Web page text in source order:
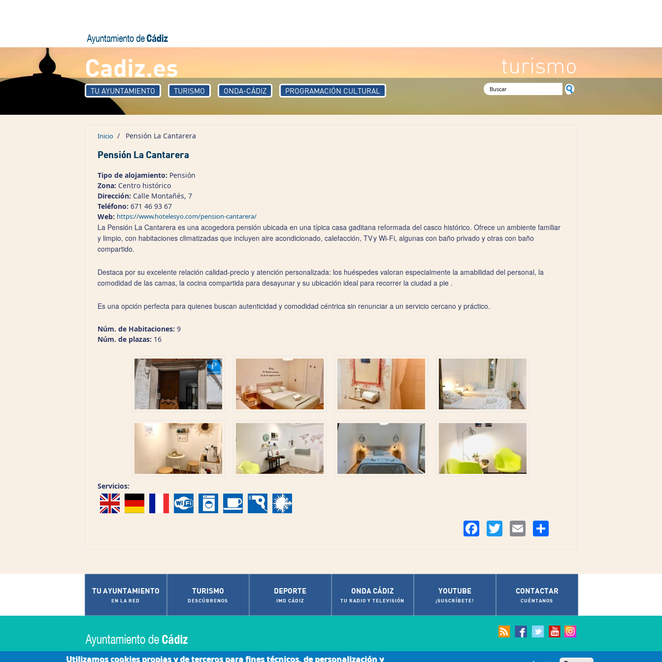
Cadiz.es turismo
TU AYUNTAMIENTO TURISMO ONDA-CÁDIZ PROGRAMACIÓN CULTURAL Formulario de búsqueda
Inicio / Pensión La Cantarera
Pensión La Cantarera
Tipo de alojamiento: Pensión
Zona: Centro histórico
Dirección: Calle Montañés, 7
Teléfono: 671 46 93 67
Web: https://www.hotelesyo.com/pension-cantarera/
La Pensión La Cantarera es una acogedora pensión ubicada en una típica casa gaditana reformada del casco histórico. Ofrece un ambiente familiar
y limpio, con habitaciones climatizadas que incluyen aire acondicionado, calefacción, TV y Wi‑Fi, algunas con baño privado y otras con baño
compartido.
Destaca por su excelente relación calidad‑precio y atención personalizada: los huéspedes valoran especialmente la amabilidad del personal, la
comodidad de las camas, la cocina compartida para desayunar y su ubicación ideal para recorrer la ciudad a pie .
Es una opción perfecta para quienes buscan autenticidad y comodidad céntrica sin renunciar a un servicio cercano y práctico.
Núm. de Habitaciones: 9
Núm. de plazas: 16
Servicios:
FacebookTwitter Email
TU AYUNTAMIENTO
EN LA RED
TURISMO
DESCÚBRENOS
DEPORTE
IMD CÁDIZ
ONDA CÁDIZ
TU RADIO Y TELEVISIÓN
YOUTUBE
¡SUSCRÍBETE!
CONTACTAR
CUÉNTANOS
Utilizamos cookies propias y de terceros para fines técnicos, de personalización y